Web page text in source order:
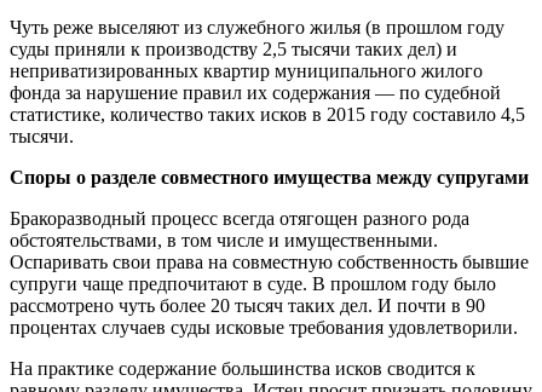
Чуть реже выселяют из служебного жилья (в прошлом году
суды приняли к производству 2,5 тысячи таких дел) и
неприватизированных квартир муниципального жилого
фонда за нарушение правил их содержания — по судебной
статистике, количество таких исков в 2015 году составило 4,5
тысячи.
Споры о разделе совместного имущества между супругами
Бракоразводный процесс всегда отягощен разного рода
обстоятельствами, в том числе и имущественными.
Оспаривать свои права на совместную собственность бывшие
супруги чаще предпочитают в суде. В прошлом году было
рассмотрено чуть более 20 тысяч таких дел. И почти в 90
процентах случаев суды исковые требования удовлетворили.
На практике содержание большинства исков сводится к